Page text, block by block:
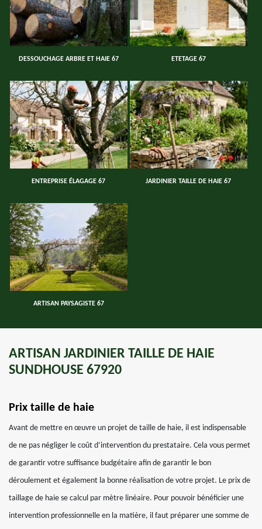
DESSOUCHAGE ARBRE ET HAIE 67 ETETAGE 67
ENTREPRISE ÉLAGAGE 67 JARDINIER TAILLE DE HAIE 67
ARTISAN PAYSAGISTE 67
ARTISAN JARDINIER TAILLE DE HAIE
SUNDHOUSE 67920
Prix taille de haie
Avant de mettre en œuvre un projet de taille de haie, il est indispensable
de ne pas négliger le coût d’intervention du prestataire. Cela vous permet
de garantir votre suffisance budgétaire afin de garantir le bon
déroulement et également la bonne réalisation de votre projet. Le prix de
taillage de haie se calcul par mètre linéaire. Pour pouvoir bénéficier une
intervention professionnelle en la matière, il faut préparer une somme de